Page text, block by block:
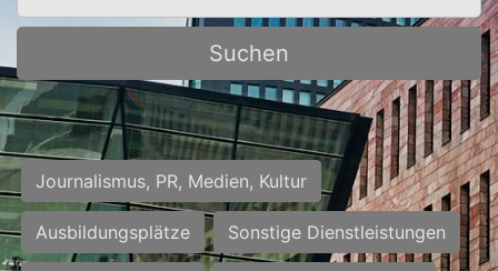
Suchen
Journalismus, PR, Medien, Kultur
Ausbildungsplätze Sonstige Dienstleistungen